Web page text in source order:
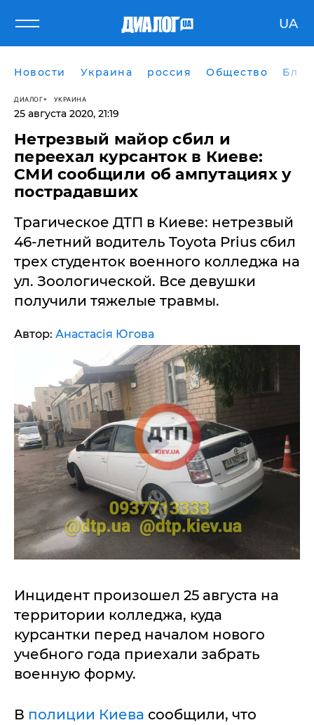
UA
Новости Украина россия Общество
ДИАЛОГ УКРАИНА
25 августа 2020, 21:19
Нетрезвый майор сбил и
переехал курсанток в Киеве:
СМИ сообщили об ампутациях у
пострадавших
Трагическое ДТП в Киеве: нетрезвый
46-летний водитель Toyota Prius сбил
трех студенток военного колледжа на
ул. Зоологической. Все девушки
получили тяжелые травмы.
Автор: Анастасія Югова
Инцидент произошел 25 августа на
территории колледжа, куда
курсантки перед началом нового
учебного года приехали забрать
военную форму.
В полиции Киева сообщили, что